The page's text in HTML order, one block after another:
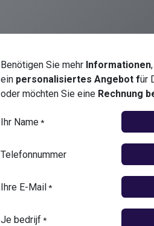
Benötigen Sie mehr Informationen
ein personalisiertes Angebot für
oder möchten Sie eine Rechnung
Ihr Name*
Telefonnummer
Ihre E-Mail*
Je bedrijf*